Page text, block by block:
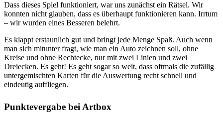
Dass dieses Spiel funktioniert, war uns zunächst ein Rätsel. Wir
konnten nicht glauben, dass es überhaupt funktionieren kann. Irrtum
– wir wurden eines Besseren belehrt.
Es klappt erstaunlich gut und bringt jede Menge Spaß. Auch wenn
man sich mitunter fragt, wie man ein Auto zeichnen soll, ohne
Kreise und ohne Rechtecke, nur mit zwei Linien und zwei
Dreiecken. Es geht! Es geht sogar so weit, dass oftmals die zufällig
untergemischten Karten für die Auswertung recht schnell und
eindeutig auffliegen.
Punktevergabe bei Artbox